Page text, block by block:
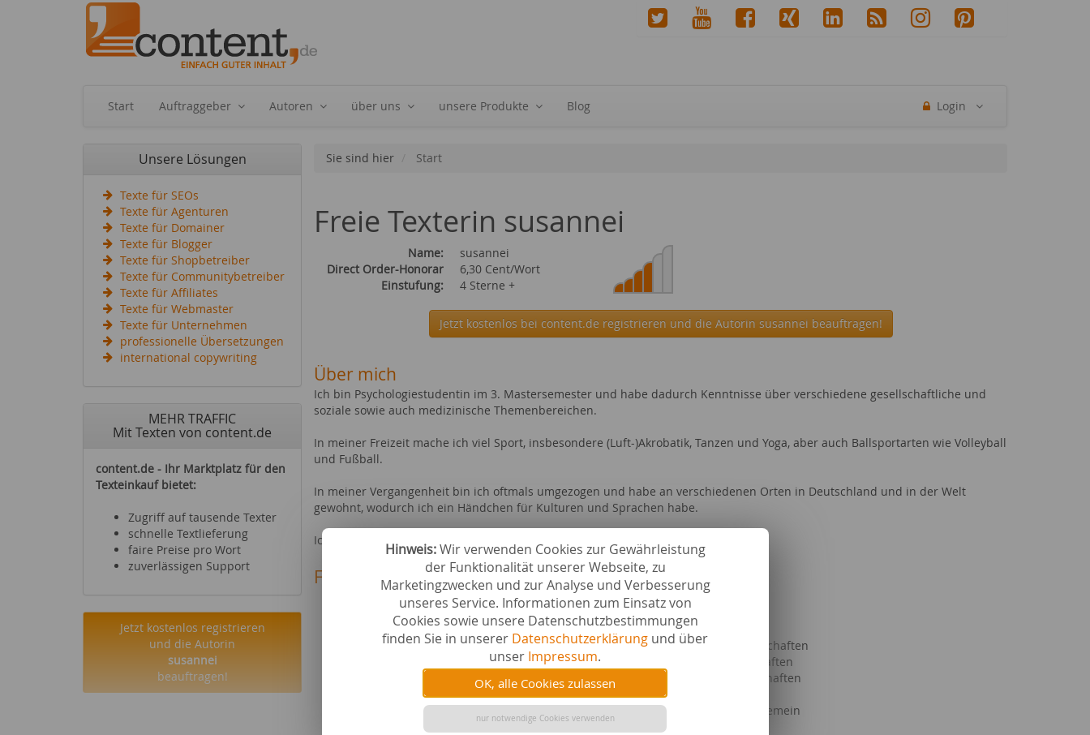
Hinweis:Wir verwenden Cookies zur Gewährleistung
der Funktionalität unserer Webseite, zu
Marketingzwecken und zur Analyse und Verbesserung
unseres Service. Informationen zum Einsatz von
Cookies sowie unsere Datenschutzbestimmungen
finden Sie in unserer Datenschutzerklärung und über
unser Impressum.
OK, alle Cookies zulassen
nur notwendige Cookies verwenden
Start Auftraggeber Autoren über uns unsere Produkte Blog Login
Unsere Lösungen
Texte für SEOs
Texte für Agenturen
Texte für Domainer
Texte für Blogger
Texte für Shopbetreiber
Texte für Communitybetreiber
Texte für Affiliates
Texte für Webmaster
Texte für Unternehmen
professionelle Übersetzungen
international copywriting
MEHR TRAFFIC
Mit Texten von content.de
content.de - Ihr Marktplatz für den
Texteinkauf bietet:
Zugriff auf tausende Texter
schnelle Textlieferung
faire Preise pro Wort
zuverlässigen Support
Jetzt kostenlos registrieren
und die Autorin
susannei
beauftragen!
Sie sind hier Start
Freie Texterin susannei
Name:
susannei
Direct Order-Honorar
6,30 Cent/Wort
Einstufung:
4 Sterne +
Jetzt kostenlos bei content.de registrieren und die Autorin susannei beauftragen!
Über mich
Ich bin Psychologiestudentin im 3. Mastersemester und habe dadurch Kenntnisse über verschiedene gesellschaftliche und
soziale sowie auch medizinische Themenbereichen.
In meiner Freizeit mache ich viel Sport, insbesondere (Luft-)Akrobatik, Tanzen und Yoga, aber auch Ballsportarten wie Volleyball
und Fußball.
In meiner Vergangenheit bin ich oftmals umgezogen und habe an verschiedenen Orten in Deutschland und in der Welt
gewohnt, wodurch ich ein Händchen für Kulturen und Sprachen habe.
Ich freue mich über Aufträge zu den genannten Thematiken.
Fachgebiete bei content.de
Sehenswürdigkeiten
Mode & Heimtextilien
Kraft- & Ausdauertraining
Haus- & Nutztiere
Schule & Studium
Familie & Kind
Geschenke
Hobby & Freizeit
Liebe & Partnerschaften
Naturwissenschaften
Geisteswissenschaften
Gesellschaft allgemein